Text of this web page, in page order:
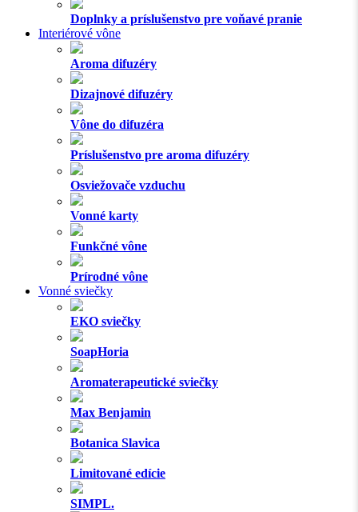
Doplnky a príslušenstvo pre voňavé pranie
Interiérové vône
Aroma difuzéry
Dizajnové difuzéry
Vône do difuzéra
Príslušenstvo pre aroma difuzéry
Osviežovače vzduchu
Vonné karty
Funkčné vône
Prírodné vône
Vonné sviečky
EKO sviečky
SoapHoria
Aromaterapeutické sviečky
Max Benjamin
Botanica Slavica
Limitované edície
SIMPL.